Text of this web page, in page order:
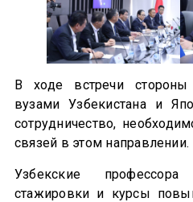
В ходе встречи
вузами Узбекистана и
сотрудничество,
связей в этом направлении.
Узбекские профессора
стажировки и курсы